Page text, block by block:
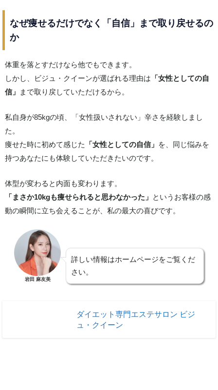
なぜ痩せるだけでなく「自信」まで取り戻せるの
か
体重を落とすだけなら他でもできます。
しかし、ビジュ・クイーンが選ばれる理由は 「女性としての自
信」
まで取り戻していただけるから。
私自身が85kgの頃、「女性扱いされない」辛さを経験しまし
た。
痩せた時に初めて感じた
「女性としての自信」 を、同じ悩みを
持つあなたにも体験していただきたいのです。
体型が変わると内面も変わります。
「まさか10kgも痩せられると思わなかった」 というお客様の感
動の瞬間に立ち会えることが、私の最大の喜びです。
岩田 麻友美
詳しい情報はホームページをご覧くだ
さい。
ダイエット専門エステサロン ビジ
ュ・クイーン